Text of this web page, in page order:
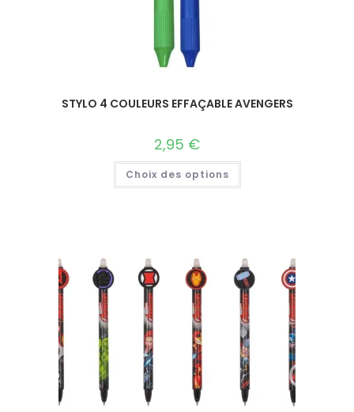
STYLO 4 COULEURS EFFAÇABLE AVENGERS
2,95 €
Choix des options